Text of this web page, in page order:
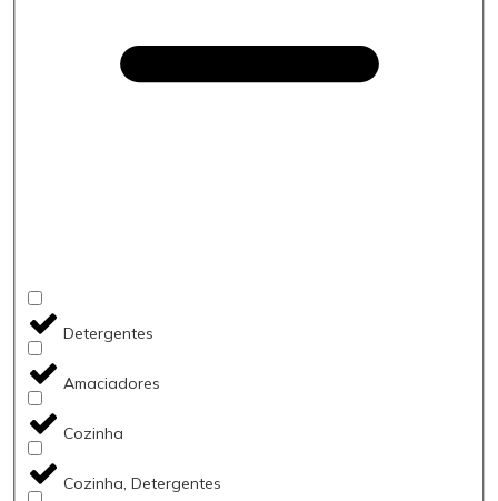
Detergentes
Amaciadores
Cozinha
Cozinha, Detergentes